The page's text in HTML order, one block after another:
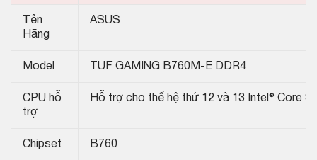
Tên
Hãng
ASUS
Model TUF GAMING B760M-E DDR4
CPU hỗ
trợ
Hỗ trợ cho thế hệ thứ 12 và 13 Intel® Core
Chipset B760